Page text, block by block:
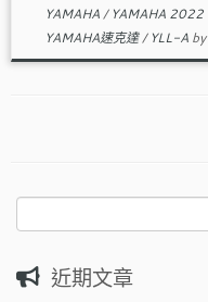
YAMAHA/ YAMAHA
YAMAHA速克達/ YLL-A by
尋
鍵
近期文章